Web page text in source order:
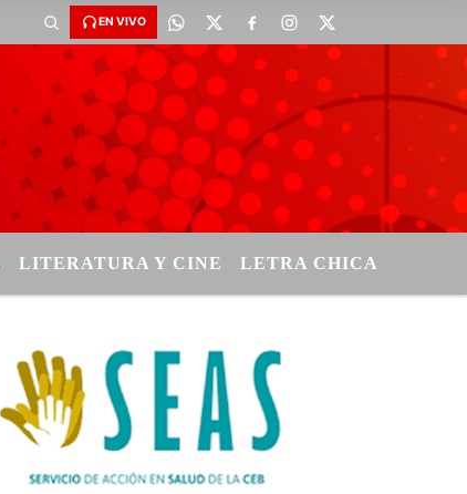
EN VIVO
LITERATURA Y CINE LETRA CHICA